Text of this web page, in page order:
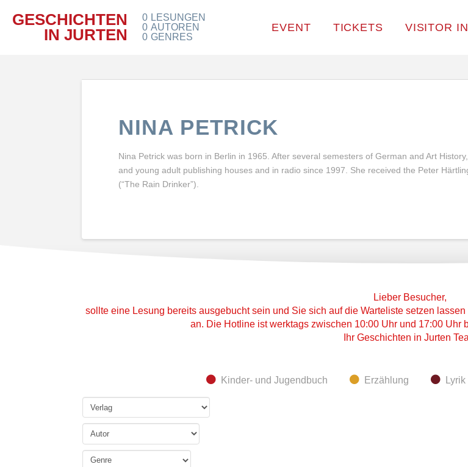
GESCHICHTEN
IN JURTEN
0
0
0
LESUNGEN
AUTOREN
GENRES
EVENT TICKETS VISITOR
NINA PETRICK
Nina Petrick was born in Berlin in 1965. After several semesters of German and Art
and young adult publishing houses and in radio since 1997. She received the Peter
(“The Rain Drinker”).
Lieber Besucher,
sollte eine Lesung bereits ausgebucht sein und Sie sich auf die Warteliste setzen
an. Die Hotline ist werktags zwischen 10:00 Uhr und 17:00 Uhr
Ihr Geschichten in Jurten
Kinder- und Jugendbuch Erzählung Lyrik